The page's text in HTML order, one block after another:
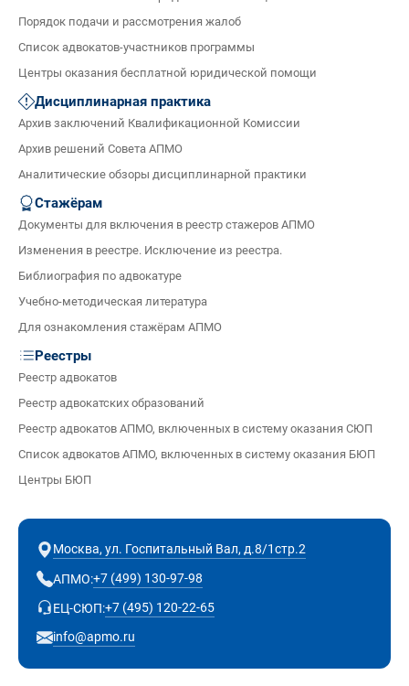
Порядок подачи и рассмотрения жалоб
Список адвокатов-участников программы
Центры оказания бесплатной юридической помощи
Дисциплинарная практика
Архив заключений Квалификационной Комиссии
Архив решений Совета АПМО
Аналитические обзоры дисциплинарной практики
Стажёрам
Документы для включения в реестр стажеров АПМО
Изменения в реестре. Исключение из реестра.
Библиография по адвокатуре
Учебно-методическая литература
Для ознакомления стажёрам АПМО
Реестры
Реестр адвокатов
Реестр адвокатских образований
Реестр адвокатов АПМО, включенных в систему оказания СЮП
Список адвокатов АПМО, включенных в систему оказания БЮП
Центры БЮП
Москва, ул. Госпитальный Вал, д.8/1стр.2
АПМО:+7 (499) 130-97-98
ЕЦ-СЮП:+7 (495) 120-22-65
info@apmo.ru